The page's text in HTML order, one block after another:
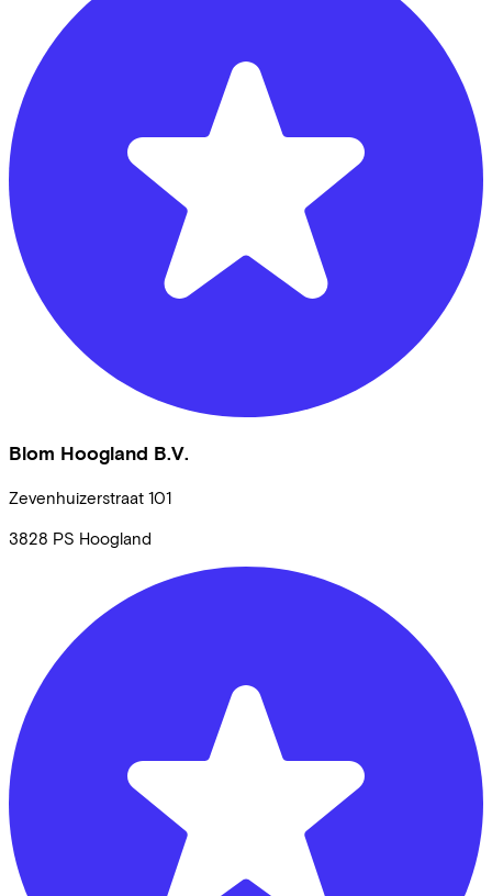
Blom Hoogland B.V.
Zevenhuizerstraat 101
3828 PS Hoogland